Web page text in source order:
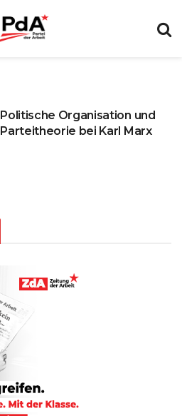
Politische Organisation und
Parteitheorie bei Karl Marx